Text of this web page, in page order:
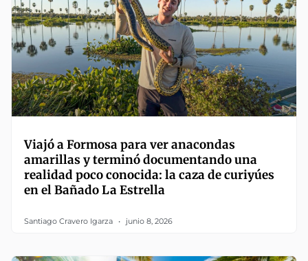
Viajó a Formosa para ver anacondas
amarillas y terminó documentando una
realidad poco conocida: la caza de curiyúes
en el Bañado La Estrella
Santiago Cravero Igarza junio 8, 2026